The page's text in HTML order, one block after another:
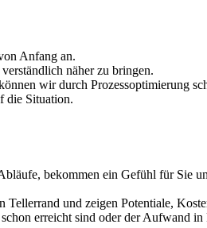
Anfang an.
näher zu bringen.
wir durch Prozessoptimierung
die Situation.
bekommen ein Gefühl für Sie
und zeigen Potentiale,
erreicht sind oder der Aufwand